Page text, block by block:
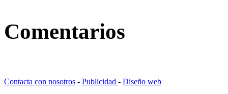
Comentarios
Contacta con nosotros - Publicidad - Diseño web